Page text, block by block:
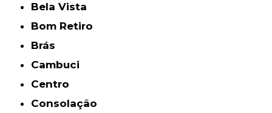
Bela Vista
Bom Retiro
Brás
Cambuci
Centro
Consolação